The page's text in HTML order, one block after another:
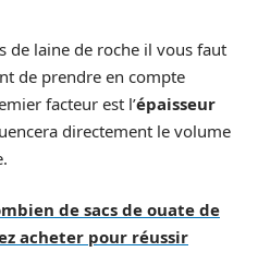
de laine de roche il vous faut
de prendre en compte
facteur est l’épaisseur
directement le volume
de sacs de ouate de
acheter pour réussir